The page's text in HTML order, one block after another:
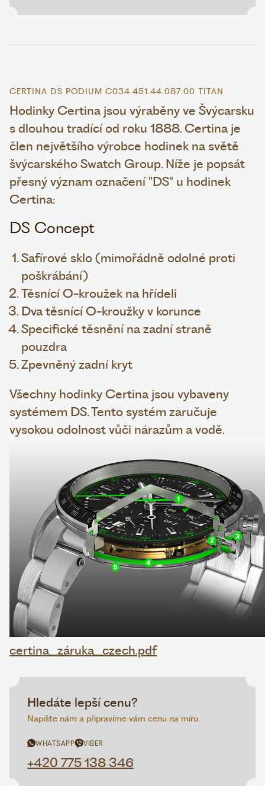
CERTINA DS PODIUM C034.451.44.087.00 TITAN
Hodinky Certina jsou výraběny ve Švýcarsku
s dlouhou tradící od roku 1888. Certina je
člen největšího výrobce hodinek na světě
švýcarského Swatch Group. Níže je popsát
přesný význam označení "DS" u hodinek
Certina:
DS Concept
Safírové sklo (mimořádně odolné proti
poškrábání)
Těsnící O-kroužek na hřídeli
Dva těsnící O-kroužky v korunce
Specifické těsnění na zadní straně
pouzdra
Zpevněný zadní kryt
Všechny hodinky Certina jsou vybaveny
systémem DS. Tento systém zaručuje
vysokou odolnost vůči nárazům a vodě.
certina_záruka_czech.pdf
Hledáte lepší cenu?
Napište nám a připravíme vám cenu na míru.
WHATSAPP VIBER
+420 775 138 346